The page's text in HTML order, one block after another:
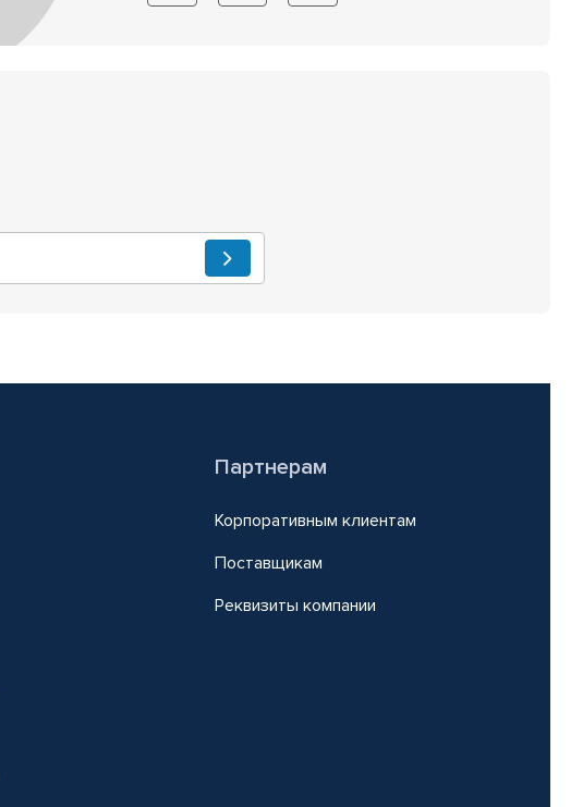
Партнерам
Корпоративным клиентам
Поставщикам
Реквизиты компании